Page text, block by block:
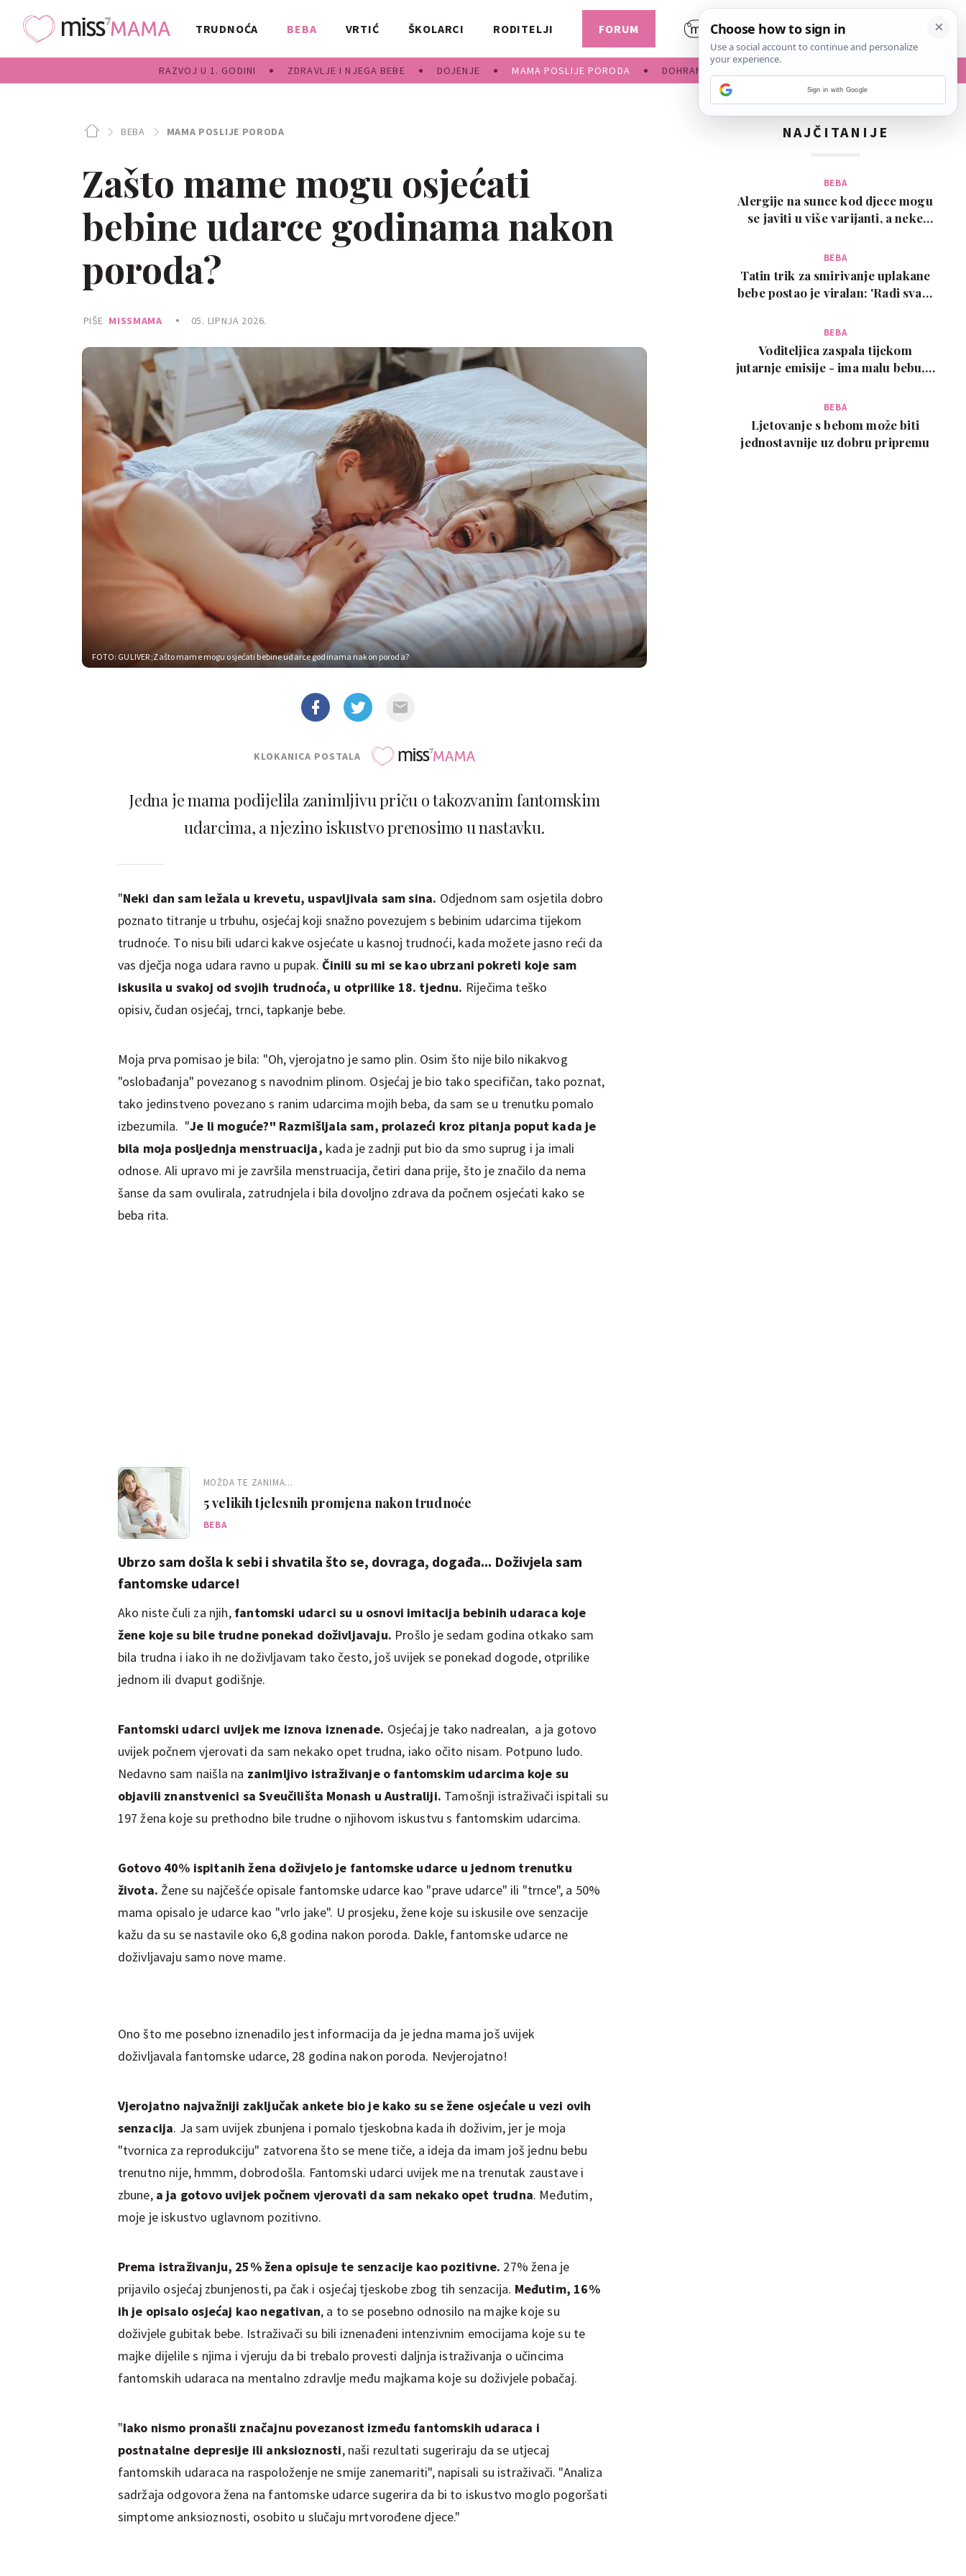
TRUDNOĆA BEBA
RAZVOJ U 1. GODINI ZDRAVLJE I NJEGA BEBE DOJENJE MAMA POSLIJE PORODA DOHRANA
VRTIĆ ŠKOLARCI RODITELJI FORUM
BEBA MAMA POSLIJE PORODA
Zašto mame mogu osjećati
bebine udarce godinama nakon
poroda?
PIŠE MISSMAMA 05. LIPNJA 2026.
FOTO: GULIVER ;Zašto mame mogu osjećati bebine udarce godinama nakon poroda?
KLOKANICA POSTALA
Jedna je mama podijelila zanimljivu priču o takozvanim fantomskim
udarcima, a njezino iskustvo prenosimo u nastavku.
"Neki dan sam ležala u krevetu, uspavljivala sam sina. Odjednom sam osjetila dobro
poznato titranje u trbuhu, osjećaj koji snažno povezujem s bebinim udarcima tijekom
trudnoće. To nisu bili udarci kakve osjećate u kasnoj trudnoći, kada možete jasno reći da
vas dječja noga udara ravno u pupak.Činili su mi se kao ubrzani pokreti koje sam
iskusila u svakoj od svojih trudnoća, u otprilike 18. tjednu. Riječima teško
opisiv, čudan osjećaj, trnci, tapkanje bebe.
Moja prva pomisao je bila: "Oh, vjerojatno je samo plin. Osim što nije bilo nikakvog
"oslobađanja" povezanog s navodnim plinom. Osjećaj je bio tako specifičan, tako poznat,
tako jedinstveno povezano s ranim udarcima mojih beba, da sam se u trenutku pomalo
izbezumila. "Je li moguće?" Razmišljala sam, prolazeći kroz pitanja poput kada je
bila moja posljednja menstruacija, kada je zadnji put bio da smo suprug i ja imali
odnose. Ali upravo mi je završila menstruacija, četiri dana prije, što je značilo da nema
šanse da sam ovulirala, zatrudnjela i bila dovoljno zdrava da počnem osjećati kako se
beba rita.
MOŽDA TE ZANIMA...
5 velikih tjelesnih promjena nakon trudnoće
BEBA
Ubrzo sam došla k sebi i shvatila što se, dovraga, događa... Doživjela sam
fantomske udarce!
Ako niste čuli za njih, fantomski udarci su u osnovi imitacija bebinih udaraca koje
žene koje su bile trudne ponekad doživljavaju. Prošlo je sedam godina otkako sam
bila trudna i iako ih ne doživljavam tako često, još uvijek se ponekad dogode, otprilike
jednom ili dvaput godišnje.
Fantomski udarci uvijek me iznova iznenade. Osjećaj je tako nadrealan, a ja gotovo
uvijek počnem vjerovati da sam nekako opet trudna, iako očito nisam. Potpuno ludo.
Nedavno sam naišla na zanimljivo istraživanje o fantomskim udarcima koje su
objavili znanstvenici sa Sveučilišta Monash u Australiji. Tamošnji istraživači ispitali su
197 žena koje su prethodno bile trudne o njihovom iskustvu s fantomskim udarcima.
Gotovo 40% ispitanih žena doživjelo je fantomske udarce u jednom trenutku
života. Žene su najčešće opisale fantomske udarce kao "prave udarce" ili "trnce", a 50%
mama opisalo je udarce kao "vrlo jake". U prosjeku, žene koje su iskusile ove senzacije
kažu da su se nastavile oko 6,8 godina nakon poroda. Dakle, fantomske udarce ne
doživljavaju samo nove mame.
Ono što me posebno iznenadilo jest informacija da je jedna mama još uvijek
doživljavala fantomske udarce, 28 godina nakon poroda. Nevjerojatno!
Vjerojatno najvažniji zaključak ankete bio je kako su se žene osjećale u vezi ovih
senzacija. Ja sam uvijek zbunjena i pomalo tjeskobna kada ih doživim, jer je moja
"tvornica za reprodukciju" zatvorena što se mene tiče, a ideja da imam još jednu bebu
trenutno nije, hmmm, dobrodošla. Fantomski udarci uvijek me na trenutak zaustave i
zbune,a ja gotovo uvijek počnem vjerovati da sam nekako opet trudna. Međutim,
moje je iskustvo uglavnom pozitivno.
Prema istraživanju, 25% žena opisuje te senzacije kao pozitivne. 27% žena je
prijavilo osjećaj zbunjenosti, pa čak i osjećaj tjeskobe zbog tih senzacija. Međutim, 16%
ih je opisalo osjećaj kao negativan, a to se posebno odnosilo na majke koje su
doživjele gubitak bebe. Istraživači su bili iznenađeni intenzivnim emocijama koje su te
majke dijelile s njima i vjeruju da bi trebalo provesti daljnja istraživanja o učincima
fantomskih udaraca na mentalno zdravlje među majkama koje su doživjele pobačaj.
"Iako nismo pronašli značajnu povezanost između fantomskih udaraca i
postnatalne depresije ili anksioznosti, naši rezultati sugeriraju da se utjecaj
fantomskih udaraca na raspoloženje ne smije zanemariti", napisali su istraživači. "Analiza
sadržaja odgovora žena na fantomske udarce sugerira da bi to iskustvo moglo pogoršati
simptome anksioznosti, osobito u slučaju mrtvorođene djece."
NAJČITANIJE
BEBA
Alergije na sunce kod djece mogu
se javiti u više varijanti, a neke
BEBA
Tatin trik za smirivanje uplakane
bebe postao je viralan: 'Radi svaki
BEBA
Voditeljica zaspala tijekom
jutarnje emisije - ima malu bebu, a
BEBA
Ljetovanje s bebom može biti
jednostavnije uz dobru pripremu
Sign in with Google